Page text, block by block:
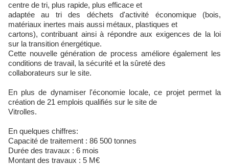
centre de tri, plus rapide, plus efficace et
adaptée au tri des déchets d'activité économique (bois,
matériaux inertes mais aussi métaux, plastiques et
cartons), contribuant ainsi à répondre aux exigences de la loi
sur la transition énergétique.
Cette nouvelle génération de process améliore également les
conditions de travail, la sécurité et la sûreté des
collaborateurs sur le site.
En plus de dynamiser l'économie locale, ce projet permet la
création de 21 emplois qualifiés sur le site de
Vitrolles.
En quelques chiffres:
Capacité de traitement : 86 500 tonnes
Durée des travaux : 6 mois
Montant des travaux : 5 M€